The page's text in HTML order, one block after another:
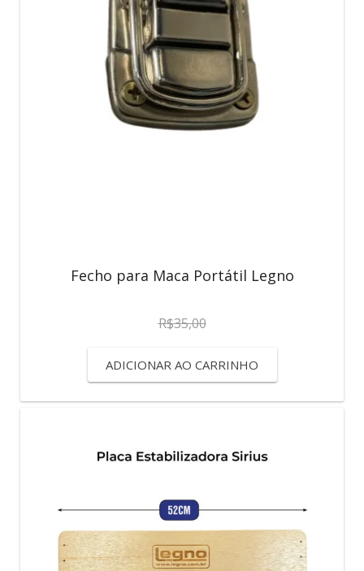
Fecho para Maca Portátil Legno
R$35,00
ADICIONAR AO CARRINHO